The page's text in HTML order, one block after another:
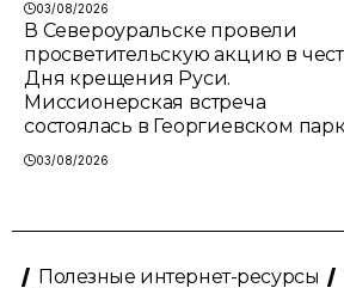
03/08/2026
В Североуральске провели
просветительскую акцию в
Дня крещения Руси.
Миссионерская встреча
состоялась в Георгиевском
03/08/2026
Полезные интернет-ресурсы